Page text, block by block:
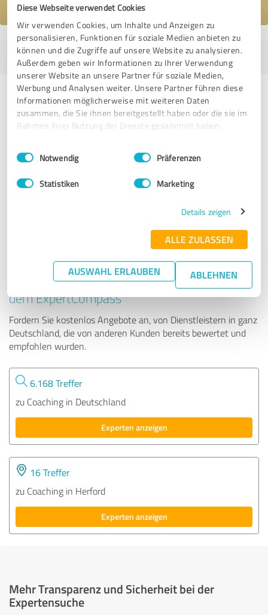
Diese Webseite verwendet Cookies
Wir verwenden Cookies, um Inhalte und Anzeigen zu
personalisieren, Funktionen für soziale Medien anbieten zu
können und die Zugriffe auf unsere Website zu analysieren.
Außerdem geben wir Informationen zu Ihrer Verwendung
unserer Website an unsere Partner für soziale Medien,
Werbung und Analysen weiter. Unsere Partner führen diese
Informationen möglicherweise mit weiteren Daten
zusammen, die Sie ihnen bereitgestellt haben oder die sie im
Rahmen Ihrer Nutzung der Dienste gesammelt haben.
Impressum Datenschutzbestimmungen
Einwilligungsauswahl
Notwendig Präferenzen
Statistiken Marketing
Details zeigen
ALLE ZULASSEN
AUSWAHL ERLAUBEN ABLEHNEN
Profil aktiv seit 18.09.2019 | Letzte Aktualisierung: 23.01.2021
melden
Erfahrungen zu weiteren
Anbietern aus dem Bereich
Coaching
Gina Friedrich
Tipp: Die passenden Experten finden - mit
dem ExpertCompass
Fordern Sie kostenlos Angebote an, von Dienstleistern in ganz
Deutschland, die von anderen Kunden bereits bewertet und
empfohlen wurden.
6.168 Treffer
zu Coaching in Deutschland
Experten anzeigen
16 Treffer
zu Coaching in Herford
Experten anzeigen
Mehr Transparenz und Sicherheit bei der
Expertensuche